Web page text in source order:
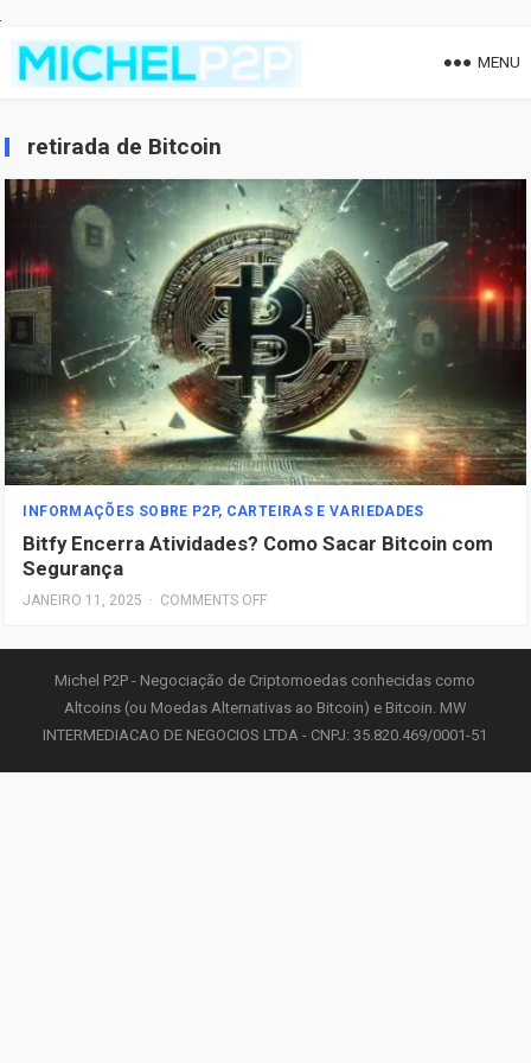
MENU
retirada de Bitcoin
INFORMAÇÕES SOBRE P2P, CARTEIRAS E VARIEDADES
Bitfy Encerra Atividades? Como Sacar Bitcoin com
Segurança
JANEIRO 11, 2025 · COMMENTS OFF
Michel P2P - Negociação de Criptomoedas conhecidas como
Altcoins (ou Moedas Alternativas ao Bitcoin) e Bitcoin. MW
INTERMEDIACAO DE NEGOCIOS LTDA - CNPJ: 35.820.469/0001-51